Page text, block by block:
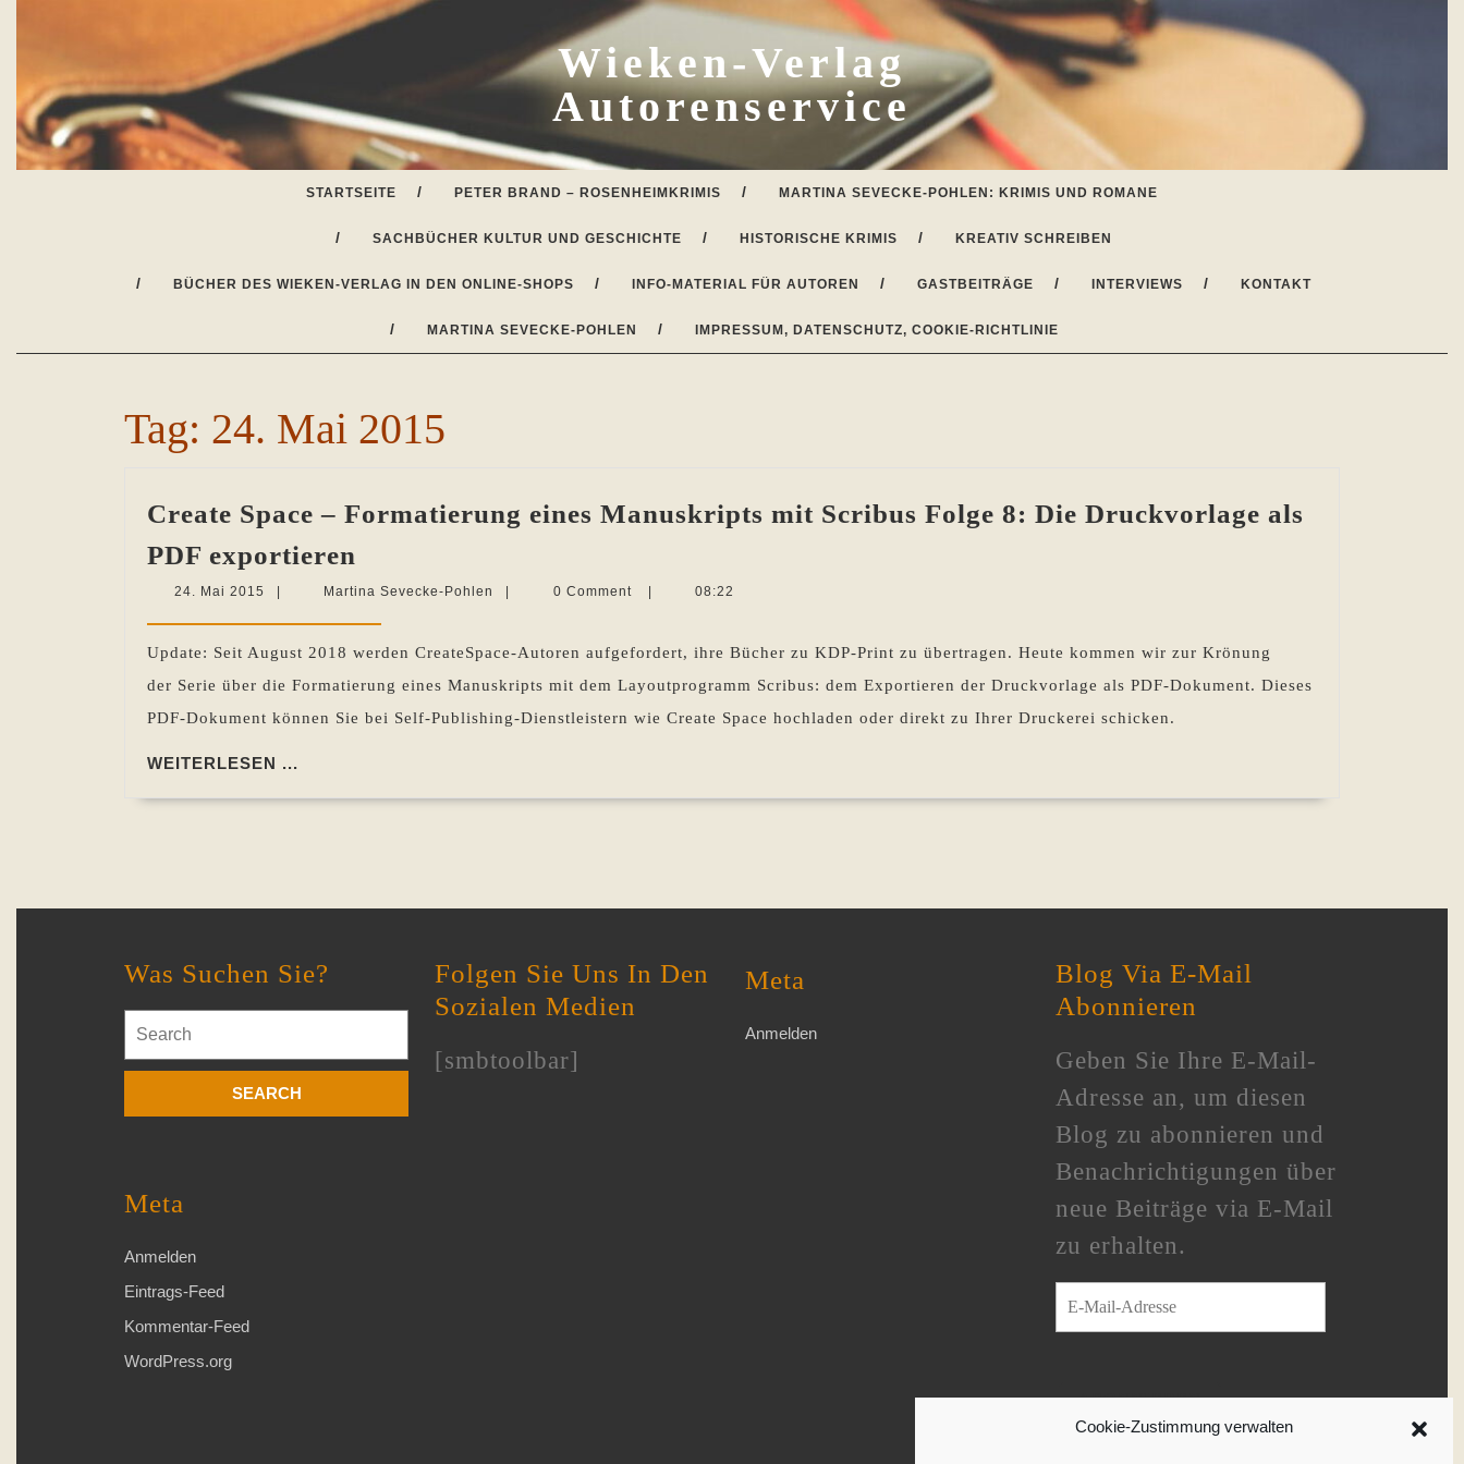
Cookie-Zustimmung verwalten
Wieken-Verlag
Autorenservice
STARTSEITE PETER BRAND – ROSENHEIMKRIMIS MARTINA SEVECKE-POHLEN: KRIMIS UND ROMANE
SACHBÜCHER KULTUR UND GESCHICHTE HISTORISCHE KRIMIS KREATIV SCHREIBEN
BÜCHER DES WIEKEN-VERLAG IN DEN ONLINE-SHOPS INFO-MATERIAL FÜR AUTOREN GASTBEITRÄGE INTERVIEWS KONTAKT
MARTINA SEVECKE-POHLEN IMPRESSUM, DATENSCHUTZ, COOKIE-RICHTLINIE
Tag: 24. Mai 2015
Create Space – Formatierung eines Manuskripts mit Scribus Folge 8: Die Druckvorlage als
PDF exportieren
Space
Formatierung
eines
Manuskripts
Folge
Druckvorlage
exportieren
24. Mai 2015 24.
2015
Martina Sevecke-Pohlen
Martina
0 Comment 08:22
Update: Seit August 2018 werden CreateSpace-Autoren aufgefordert, ihre Bücher zu KDP-Print zu übertragen. Heute kommen wir zur Krönung
der Serie über die Formatierung eines Manuskripts mit dem Layoutprogramm Scribus: dem Exportieren der Druckvorlage als PDF-Dokument. Dieses
PDF-Dokument können Sie bei Self-Publishing-Dienstleistern wie Create Space hochladen oder direkt zu Ihrer Druckerei schicken.
WEITERLESEN ...
Was Suchen Sie?
for:
Meta
Anmelden
Eintrags-Feed
Kommentar-Feed
WordPress.org
Folgen Sie Uns In Den
Sozialen Medien
[smbtoolbar]
Meta
Anmelden
Blog Via E-Mail
Abonnieren
Geben Sie Ihre E-Mail-
Adresse an, um diesen
Blog zu abonnieren und
Benachrichtigungen über
neue Beiträge via E-Mail
zu erhalten.
E-Mail-Adresse
ABONNIEREN